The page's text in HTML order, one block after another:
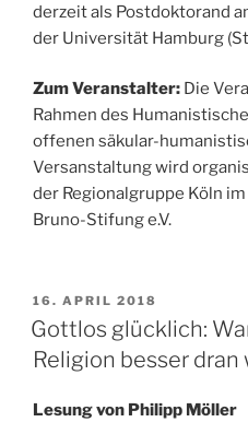
derzeit als Postdoktorand
der Universität Hamburg
Zum Veranstalter: Die
Rahmen des
offenen säkular-
Versanstaltung wird
der Regionalgruppe Köln
Bruno-Stifung e.V.
VERÖFFENTLICHT
AM
16. APRIL 2018
Gottlos glücklich:
Religion besser dran
Lesung von Philipp Möller